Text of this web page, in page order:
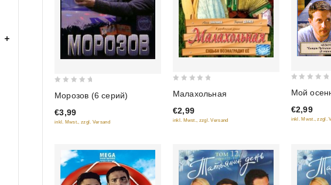
out
of
5
Морозов (6 серий)
€3,99
inkl. Mwst., zzgl. Versand
of
5
Малахольная
€2,99
inkl. Mwst., zzgl. Versand
of
5
Мой
€2,99
inkl. Mwst., zzgl.